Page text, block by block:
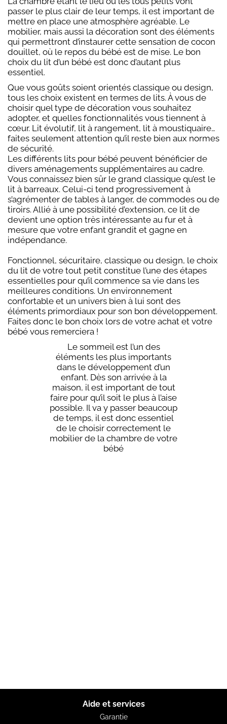
Le sommeil est l’un des
éléments les plus importants
dans le développement d’un
enfant. Dès son arrivée à la
maison, il est important de tout
faire pour qu’il soit le plus à l’aise
possible. Il va y passer beaucoup
de temps, il est donc essentiel
de le choisir correctement le
mobilier de la chambre de votre
bébé
passer le plus clair de leur temps, il est important de
mettre en place une atmosphère agréable. Le
mobilier, mais aussi la décoration sont des éléments
qui permettront d’instaurer cette sensation de cocon
douillet, où le repos du bébé est de mise. Le bon
choix du lit d’un bébé est donc d’autant plus
essentiel.
Que vous goûts soient orientés classique ou design,
tous les choix existent en termes de lits. À vous de
choisir quel type de décoration vous souhaitez
adopter, et quelles fonctionnalités vous tiennent à
cœur. Lit évolutif, lit à rangement, lit à moustiquaire…
faites seulement attention qu’il reste bien aux normes
de sécurité.
Les différents lits pour bébé peuvent bénéficier de
divers aménagements supplémentaires au cadre.
Vous connaissez bien sûr le grand classique qu’est le
lit à barreaux. Celui-ci tend progressivement à
s’agrémenter de tables à langer, de commodes ou de
tiroirs. Allié à une possibilité d’extension, ce lit de
devient une option très intéressante au fur et à
mesure que votre enfant grandit et gagne en
indépendance.
Fonctionnel, sécuritaire, classique ou design, le choix
du lit de votre tout petit constitue l’une des étapes
essentielles pour qu’il commence sa vie dans les
meilleures conditions. Un environnement
confortable et un univers bien à lui sont des
éléments primordiaux pour son bon développement.
Faites donc le bon choix lors de votre achat et votre
bébé vous remerciera !
Aide et services
Garantie